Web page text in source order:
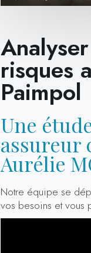
risques
Paimpol
Une
assureur
Aurélie
Notre équipe se
vos besoins et vous